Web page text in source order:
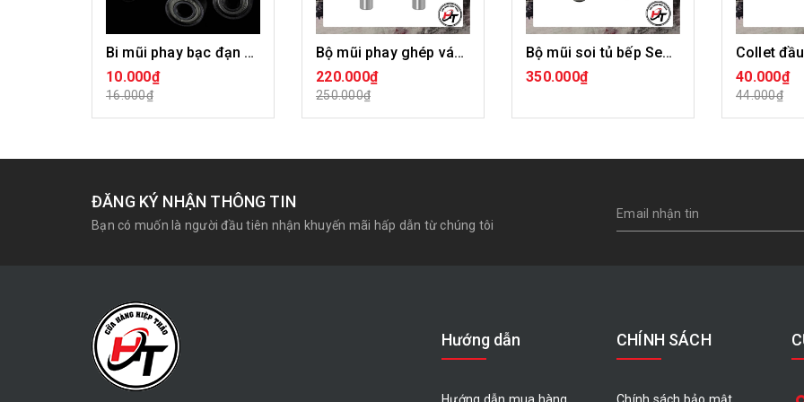
Bi mũi phay bạc đạn mũi soi gỗ Tideway BMS-TW
10.000₫
16.000₫
CHỌN SẢN PHẨM
Bộ mũi phay ghép ván gỗ thẳng mũi soi ghép ván sàn BMGVG
220.000₫
250.000₫
CHỌN SẢN PHẨM
Bộ mũi soi tủ bếp Sen Ngã mũi phay ghép ván gỗ Vàng BMGTB-S
350.000₫
MUA HÀNG
40.000₫
44.000₫
CHỌN
ĐĂNG KÝ NHẬN THÔNG TIN
Bạn có muốn là người đầu tiên nhận khuyến mãi hấp dẫn từ chúng tôi
Hướng dẫn CHÍNH SÁCH